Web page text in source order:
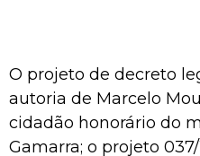
O projeto de decreto
autoria de Marcelo
cidadão honorário do
Gamarra; o projeto